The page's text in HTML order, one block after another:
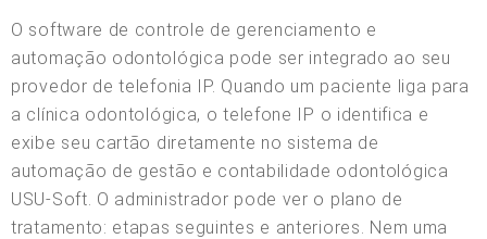
O software de controle de gerenciamento e
automação odontológica pode ser integrado ao seu
provedor de telefonia IP. Quando um paciente liga para
a clínica odontológica, o telefone IP o identifica e
exibe seu cartão diretamente no sistema de
automação de gestão e contabilidade odontológica
USU-Soft. O administrador pode ver o plano de
tratamento: etapas seguintes e anteriores. Nem uma